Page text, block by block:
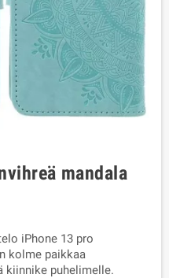
mandala
iPhone 13 pro
kolme paikkaa
kiinnike puhelimelle.